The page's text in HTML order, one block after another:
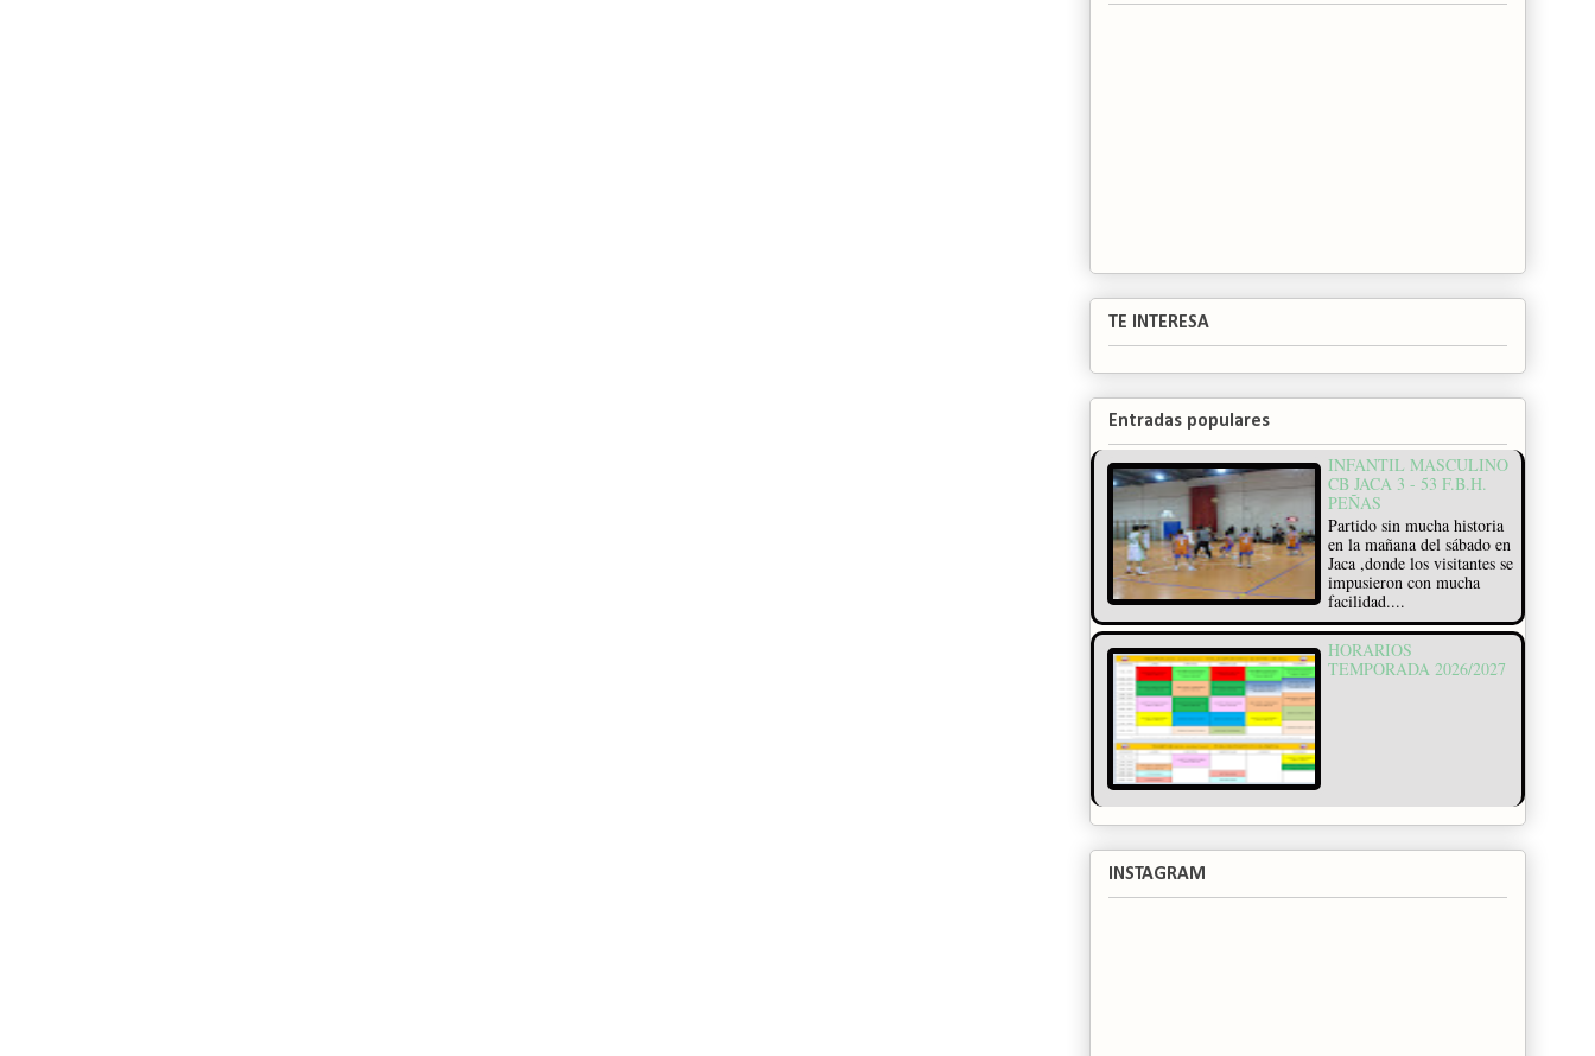
TE INTERESA
Entradas populares
INFANTIL MASCULINO
CB JACA 3 - 53 F.B.H.
PEÑAS
Partido sin mucha historia
en la mañana del sábado en
Jaca ,donde los visitantes se
impusieron con mucha
facilidad....
HORARIOS
TEMPORADA 2026/2027
INSTAGRAM